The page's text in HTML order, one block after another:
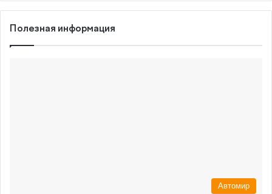
Полезная информация
Автомир